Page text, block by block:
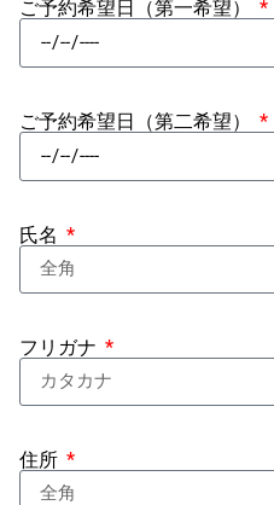
ご予約希望日（第一希望）
ご予約希望日（第二希望）
氏名
フリガナ
住所